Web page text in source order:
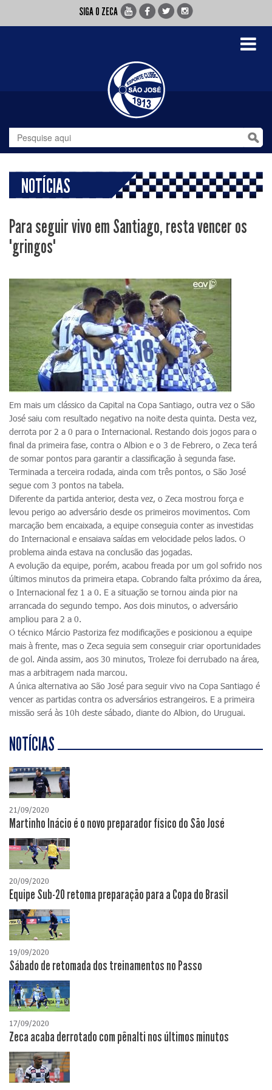
SIGA O ZECA
Toggle
NOTÍCIAS
Para seguir vivo em Santiago, resta vencer os
"gringos"
Em mais um clássico da Capital na Copa Santiago, outra vez o São
José saiu com resultado negativo na noite desta quinta. Desta vez,
derrota por 2 a 0 para o Internacional. Restando dois jogos para o
final da primeira fase, contra o Albion e o 3 de Febrero, o Zeca terá
de somar pontos para garantir a classificação à segunda fase.
Terminada a terceira rodada, ainda com três pontos, o São José
segue com 3 pontos na tabela.
Diferente da partida anterior, desta vez, o Zeca mostrou força e
levou perigo ao adversário desde os primeiros movimentos. Com
marcação bem encaixada, a equipe conseguia conter as investidas
do Internacional e ensaiava saídas em velocidade pelos lados. O
problema ainda estava na conclusão das jogadas.
A evolução da equipe, porém, acabou freada por um gol sofrido nos
últimos minutos da primeira etapa. Cobrando falta próximo da área,
o Internacional fez 1 a 0. E a situação se tornou ainda pior na
arrancada do segundo tempo. Aos dois minutos, o adversário
ampliou para 2 a 0.
O técnico Márcio Pastoriza fez modificações e posicionou a equipe
mais à frente, mas o Zeca seguia sem conseguir criar oportunidades
de gol. Ainda assim, aos 30 minutos, Troleze foi derrubado na área,
mas a arbitragem nada marcou.
A única alternativa ao São José para seguir vivo na Copa Santiago é
vencer as partidas contra os adversários estrangeiros. E a primeira
missão será às 10h deste sábado, diante do Albion, do Uruguai.
NOTÍCIAS
21/09/2020
Martinho Inácio é o novo preparador físico do São José
20/09/2020
Equipe Sub-20 retoma preparação para a Copa do Brasil
19/09/2020
Sábado de retomada dos treinamentos no Passo
17/09/2020
Zeca acaba derrotado com pênalti nos últimos minutos